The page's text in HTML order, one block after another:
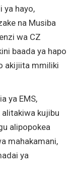
ya hayo,
na Musiba
wa CZ
baada ya hapo
akijiita mmiliki
ya EMS,
kujibu
alipopokea
mahakamani,
ya